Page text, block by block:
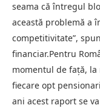
seama că întregul
această problemă a
competitivitate”,
financiar.Pentru
momentul de faţă,
fiecare opt
ani acest raport se